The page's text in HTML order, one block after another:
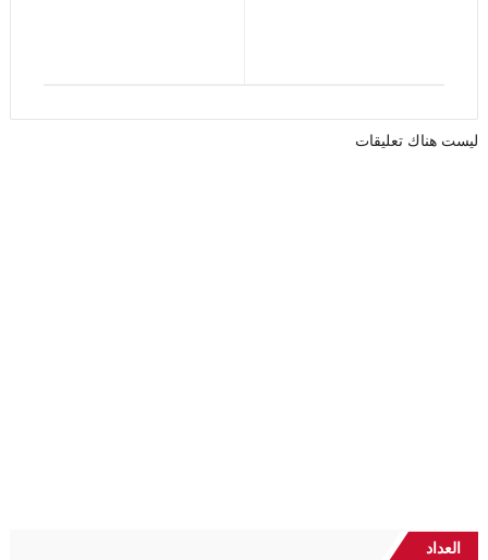
ليست هناك تعليقات
العداد